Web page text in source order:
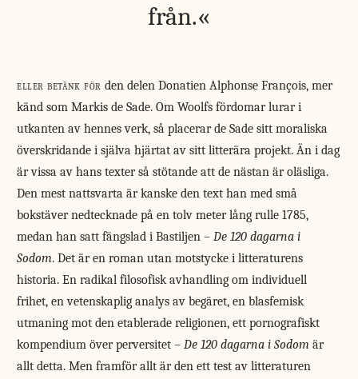
från.
eller betänk för den delen Donatien Alphonse François, mer
känd som Markis de Sade. Om Woolfs fördomar lurar i
utkanten av hennes verk, så placerar de Sade sitt moraliska
överskridande i själva hjärtat av sitt litterära projekt. Än i dag
är vissa av hans texter så stötande att de nästan är oläsliga.
Den mest nattsvarta är kanske den text han med små
bokstäver nedtecknade på en tolv meter lång rulle 1785,
medan han satt fängslad i Bastiljen –De 120 dagarna i
Sodom. Det är en roman utan motstycke i litteraturens
historia. En radikal filosofisk avhandling om individuell
frihet, en vetenskaplig analys av begäret, en blasfemisk
utmaning mot den etablerade religionen, ett pornografiskt
kompendium över perversitet –De 120 dagarna i Sodom är
allt detta. Men framför allt är den ett test av litteraturen